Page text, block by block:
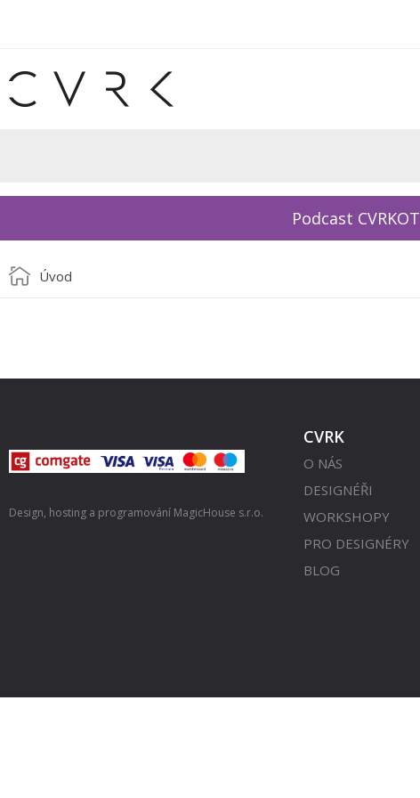
Podcast CVRKOT
Úvod
Design, hosting a programování MagicHouse s.r.o.
CVRK
O NÁS
DESIGNÉŘI
WORKSHOPY
PRO DESIGNÉRY
BLOG